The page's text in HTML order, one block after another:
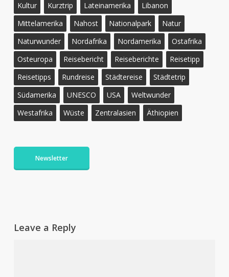
Kultur
Kurztrip Lateinamerika
Libanon
Mittelamerika
Nahost Nationalpark
Natur
Naturwunder
Nordafrika Nordamerika
Ostafrika
Osteuropa
Reisebericht Reiseberichte
Reisetipp
Reisetipps
Rundreise Städtereise
Städtetrip
Südamerika
UNESCO USA
Weltwunder
Westafrika
Wüste Zentralasien Äthiopien
Newsletter
Leave a Reply